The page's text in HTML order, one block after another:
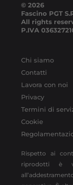
© 2026
Fascino PGT
All rights
P.IVA
Chi siamo
Contatti
Lavora con noi
Privacy
Termini di
Cookie
Rispetto ai
riprodotti è